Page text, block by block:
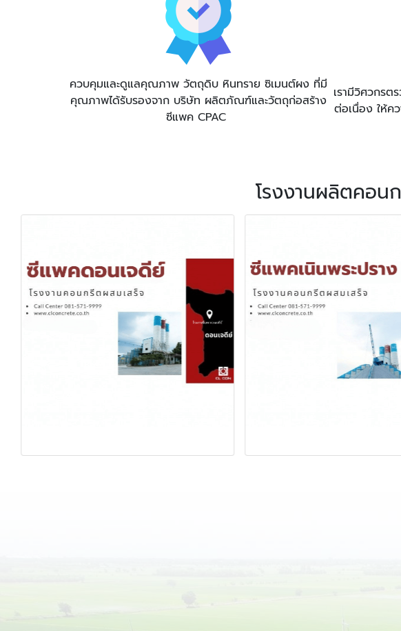
ควบคุมและดูแลคุณภาพ วัตถุดิบ หินทราย ซิเมนต์ผง ที่มี
คุณภาพได้รับรองจาก บริษัท ผลิตภัณฑ์และวัตถุก่อสร้าง
ซีแพค CPAC
เรามีวิศวกร
ต่อเนื่อง ให้ค
โรงงานผลิตคอน